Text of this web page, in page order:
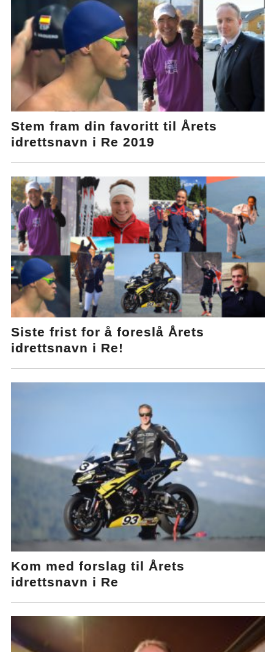
Stem fram din favoritt til Årets
idrettsnavn i Re 2019
Siste frist for å foreslå Årets
idrettsnavn i Re!
Kom med forslag til Årets
idrettsnavn i Re